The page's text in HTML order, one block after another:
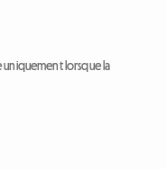
uniquement lorsque la